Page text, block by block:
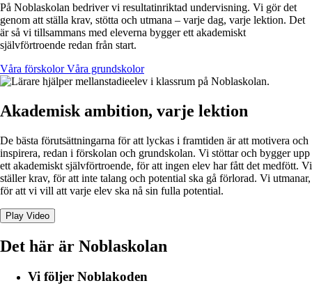
På Noblaskolan bedriver vi resultatinriktad undervisning. Vi gör det
genom att ställa krav, stötta och utmana – varje dag, varje lektion. Det
är så vi tillsammans med eleverna bygger ett akademiskt
självförtroende redan från start.
Våra förskolor Våra grundskolor
Akademisk ambition, varje lektion
De bästa förutsättningarna för att lyckas i framtiden är att motivera och
inspirera, redan i förskolan och grundskolan. Vi stöttar och bygger upp
ett akademiskt självförtroende, för att ingen elev har fått det medfött. Vi
ställer krav, för att inte talang och potential ska gå förlorad. Vi utmanar,
för att vi vill att varje elev ska nå sin fulla potential.
Play Video
Det här är Noblaskolan
Vi följer Noblakoden